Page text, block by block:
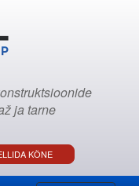
ja tarne
KÕNE